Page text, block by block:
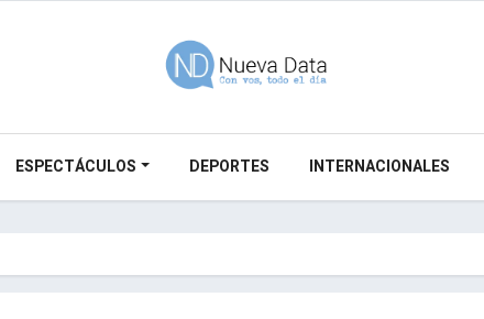
ESPECTÁCULOS DEPORTES INTERNACIONALES